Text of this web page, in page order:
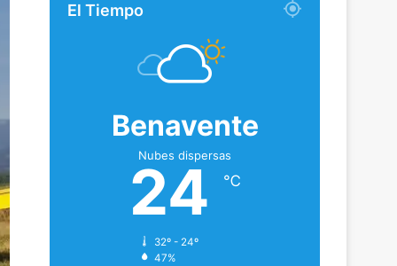
El Tiempo
Benavente
Nubes dispersas
24 ℃
32º - 24º
47%